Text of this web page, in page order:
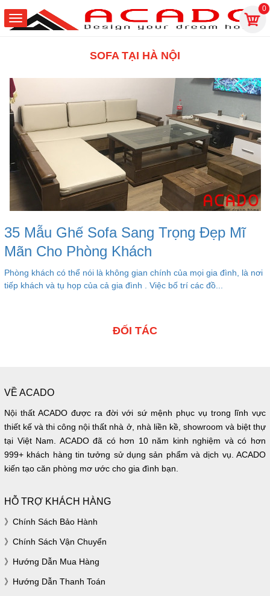
0
SOFA TẠI HÀ NỘI
35 Mẫu Ghế Sofa Sang Trọng Đẹp Mĩ
Mãn Cho Phòng Khách
Phòng khách có thể nói là không gian chính của mọi gia đình, là nơi
tiếp khách và tụ họp của cả gia đình . Việc bố trí các đồ...
ĐỐI TÁC
VỀ ACADO
Nội thất ACADO được ra đời với sứ mệnh phục vụ trong lĩnh vực
thiết kế và thi công nội thất nhà ở, nhà liền kề, showroom và biệt thự
tại Việt Nam. ACADO đã có hơn 10 năm kinh nghiệm và có hơn
999+ khách hàng tin tưởng sử dụng sản phẩm và dịch vụ. ACADO
kiến tạo căn phòng mơ ước cho gia đình bạn.
HỖ TRỢ KHÁCH HÀNG
Chính Sách Bảo Hành
Chính Sách Vận Chuyển
Hướng Dẫn Mua Hàng
Hướng Dẫn Thanh Toán